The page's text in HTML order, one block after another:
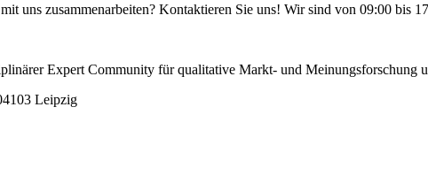
uns zusammenarbeiten? Kontaktieren Sie uns! Wir sind von 09:00
Expert Community für qualitative Markt- und Meinungsforschung
Leipzig